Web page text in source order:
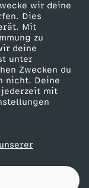
wir deine
Dies
Mit
zu
deine
unter
Zwecken du
nicht. Deine
jederzeit mit